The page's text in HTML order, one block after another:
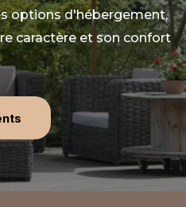
options d'hébergement,
caractère et son confort